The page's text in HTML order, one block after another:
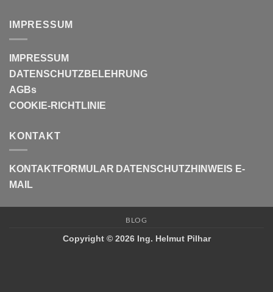
IMPRESSUM
IMPRESSUM
DATENSCHUTZBELEHRUNG
AGBs
COOKIE-RICHTLINIE
KONTAKT
KONTAKTFORMULAR DATENSCHUTZHINWEIS E-
MAIL
BLOG
Copyright © 2026 Ing. Helmut Pilhar